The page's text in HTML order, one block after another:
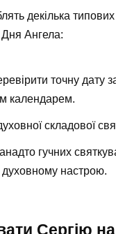
декілька
Дня Ангела:
точну дату
календарем.
складової
гучних
духовному настрою.
Сергію